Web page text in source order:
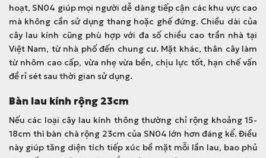
hoạt, SN04 giúp mọi người dễ dàng tiếp cận các khu vực cao
mà không cần sử dụng thang hoặc ghế đứng. Chiều dài của
cây lau kính cũng phù hợp với đa số chiều cao trần nhà tại
Việt Nam, từ nhà phố đến chung cư. Mặt khác, thân cây làm
từ nhôm cao cấp, vừa nhẹ vừa bền, chịu lực tốt, hạn chế vấn
đề rỉ sét sau thời gian sử dụng.
Bàn lau kính rộng 23cm
Nếu các loại cây lau kính thông thường chỉ rộng khoảng 15-
18cm thì bàn chà rộng 23cm của SN04 lớn hơn đáng kể. Điều
này giúp tăng diện tích tiếp xúc bề mặt mỗi lần lau, bao phủ